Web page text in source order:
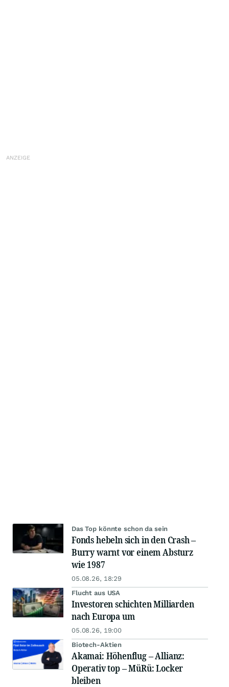
Das Top könnte schon da sein
Fonds hebeln sich in den Crash –
Burry warnt vor einem Absturz
wie 1987
05.08.26, 18:29
Flucht aus USA
Investoren schichten Milliarden
nach Europa um
05.08.26, 19:00
Biotech-Aktien
Akamai: Höhenflug – Allianz:
Operativ top – MüRü: Locker
bleiben